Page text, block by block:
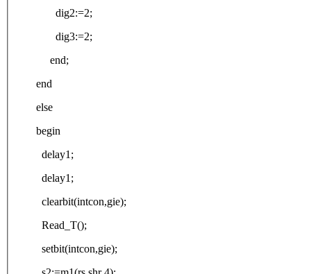
dig2:=2;
dig3:=2;
end;
end
else
begin
delay1;
delay1;
clearbit(intcon,gie);
Read_T();
setbit(intcon,gie);